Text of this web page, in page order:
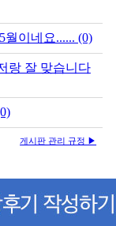
월이네요...... (0)
랑 잘 맞습니다
게시판 관리 규정 ▶